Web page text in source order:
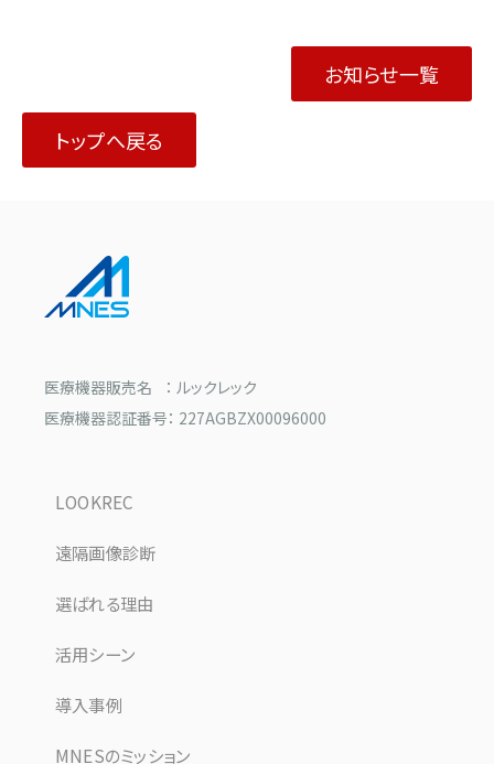
お知らせ一覧
トップへ戻る
医療機器販売名 ： ルックレック
医療機器認証番号： 227AGBZX00096000
LOOKREC
遠隔画像診断
選ばれる理由
活用シーン
導入事例
MNESのミッション